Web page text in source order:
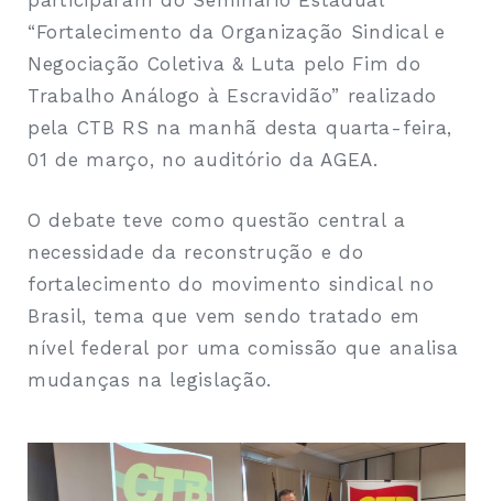
“Fortalecimento da Organização Sindical e
Negociação Coletiva & Luta pelo Fim do
Trabalho Análogo à Escravidão” realizado
pela CTB RS na manhã desta quarta-feira,
01 de março, no auditório da AGEA.
O debate teve como questão central a
necessidade da reconstrução e do
fortalecimento do movimento sindical no
Brasil, tema que vem sendo tratado em
nível federal por uma comissão que analisa
mudanças na legislação.